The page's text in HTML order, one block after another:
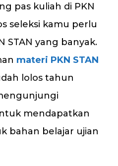
pas kuliah di PKN
seleksi kamu perlu
STAN yang banyak.
materi PKN STAN
lolos tahun
mendapatkan
bahan belajar ujian